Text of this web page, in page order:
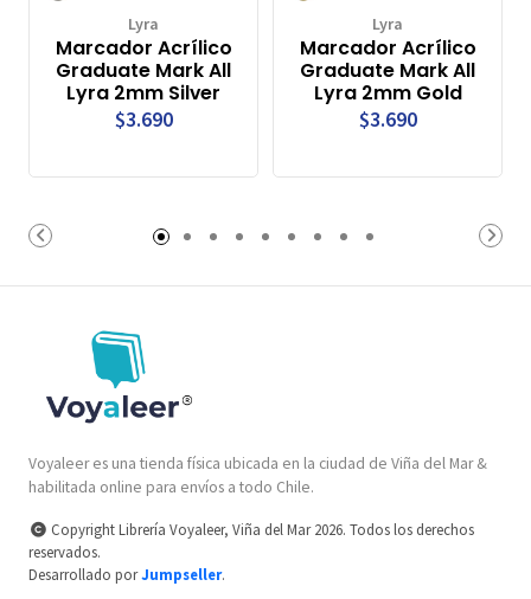
Lyra
Marcador Acrílico
Graduate Mark All
Lyra 2mm Silver
$3.690
Lyra
Marcador Acrílico
Graduate Mark All
Lyra 2mm Gold
$3.690
Voyaleer es una tienda física ubicada en la ciudad de Viña del Mar &
habilitada online para envíos a todo Chile.
Copyright Librería Voyaleer, Viña del Mar 2026. Todos los derechos
reservados.
Desarrollado porJumpseller.